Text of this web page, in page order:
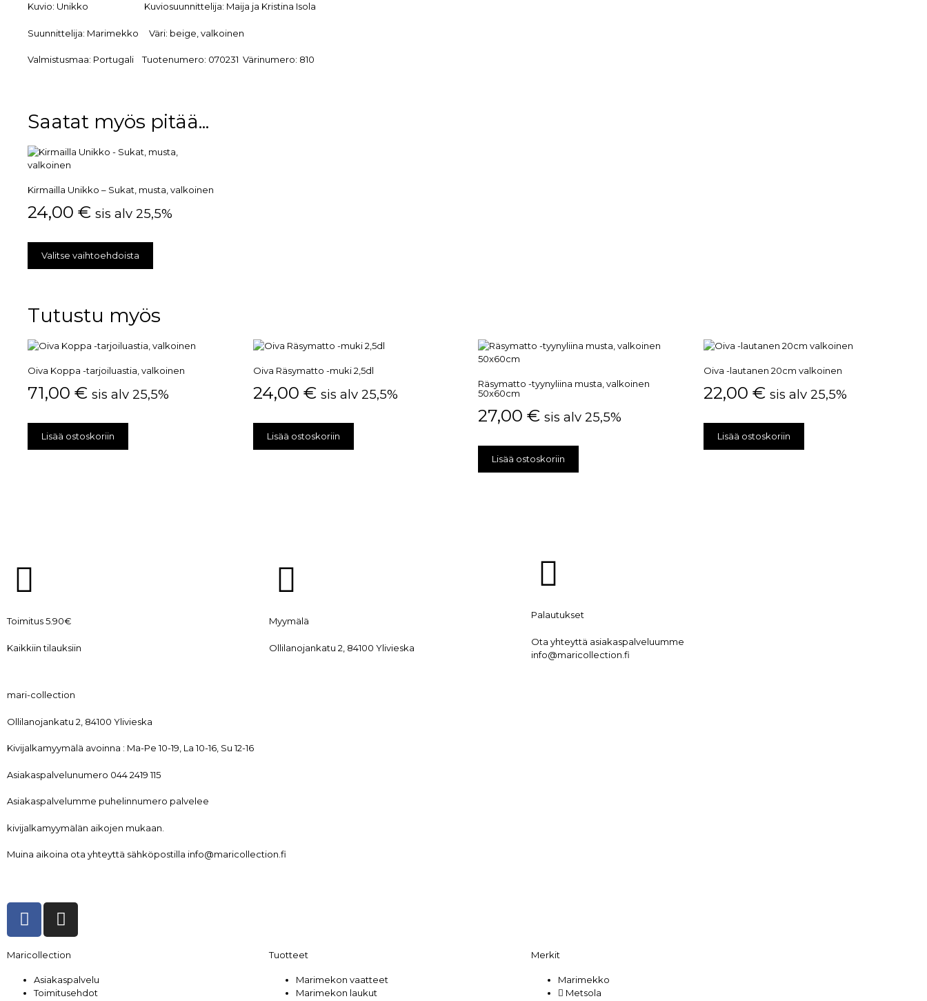
Kuvio: Unikko Kuviosuunnittelija: Maija ja Kristina Isola
Suunnittelija: Marimekko Väri: beige, valkoinen
Valmistusmaa: PortugaliTuotenumero: 070231 Värinumero: 810
Saatat myös pitää...
Kirmailla Unikko – Sukat, musta, valkoinen
24,00 € sis alv 25,5%
Valitse vaihtoehdoista
Tutustu myös
Oiva Koppa -tarjoiluastia, valkoinen
71,00 € sis alv 25,5%
Lisää ostoskoriin
Oiva Räsymatto -muki 2,5dl
24,00 € sis alv 25,5%
Lisää ostoskoriin
Räsymatto -tyynyliina musta, valkoinen
50x60cm
27,00€ sis alv 25,5%
Lisää ostoskoriin
Oiva -lautanen 20cm valkoinen
22,00€ sis alv 25,5%
Lisää ostoskoriin
Toimitus 5.90€
Kaikkiin tilauksiin
Myymälä
Ollilanojankatu 2, 84100 Ylivieska
Palautukset
Ota yhteyttä asiakaspalveluumme
info@maricollection.fi
mari-collection
Ollilanojankatu 2, 84100 Ylivieska
Kivijalkamyymälä avoinna : Ma-Pe 10-19, La 10-16, Su 12-16
Asiakaspalvelunumero 044 2419 115
Asiakaspalvelumme puhelinnumero palvelee
kivijalkamyymälän aikojen mukaan.
Muina aikoina ota yhteyttä sähköpostilla info@maricollection.fi
Maricollection
Asiakaspalvelu
Toimitusehdot
Tuotteet
Marimekon vaatteet
Marimekon laukut
Merkit
Marimekko
Metsola